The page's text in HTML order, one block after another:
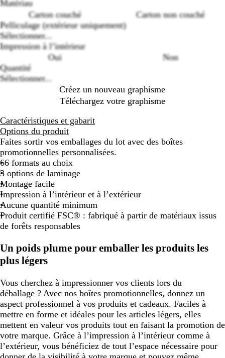
Loading
options
Matériau
Carton couché
Carton non couché
Pelliculage (extérieur uniquement)
Sélectionner...
Impression à l’intérieur
Oui
Non
Quantité
Sélectionner...
Créez un nouveau graphisme
Téléchargez votre graphisme
Caractéristiques et gabarit
Options du produit
Faites sortir vos emballages du lot avec des boîtes
promotionnelles personnalisées.
66 formats au choix
3 options de laminage
Montage facile
Impression à l’intérieur et à l’extérieur
Aucune quantité minimum
Produit certifié FSC® : fabriqué à partir de matériaux issus
de forêts responsables
Un poids plume pour emballer les produits les
plus légers
Vous cherchez à impressionner vos clients lors du
déballage ? Avec nos boîtes promotionnelles, donnez un
aspect professionnel à vos produits et cadeaux. Faciles à
mettre en forme et idéales pour les articles légers, elles
mettent en valeur vos produits tout en faisant la promotion de
votre marque. Grâce à l’impression à l’intérieur comme à
l’extérieur, vous bénéficiez de tout l’espace nécessaire pour